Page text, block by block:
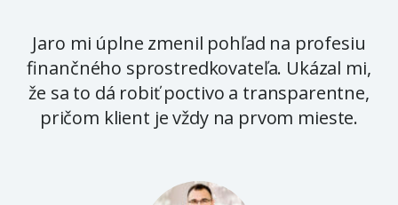
Jaro mi úplne zmenil pohľad na profesiu
finančného sprostredkovateľa. Ukázal mi,
že sa to dá robiť poctivo a transparentne,
pričom klient je vždy na prvom mieste.